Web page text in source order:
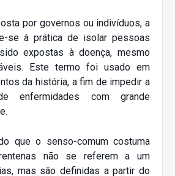
por governos ou indivíduos, a
se à prática de isolar pessoas
expostas à doença, mesmo
Este termo foi usado em
da história, a fim de impedir a
enfermidades com grande
que o senso-comum costuma
não se referem a um
mas são definidas a partir do